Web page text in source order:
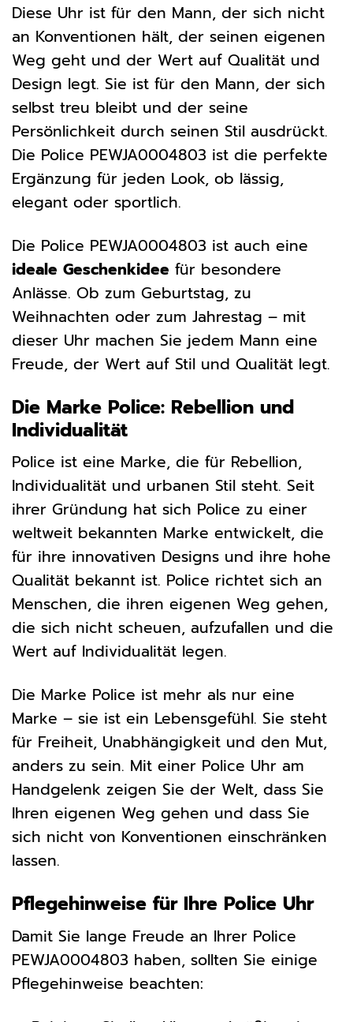
Diese Uhr ist für den Mann, der sich nicht
an Konventionen hält, der seinen eigenen
Weg geht und der Wert auf Qualität und
Design legt. Sie ist für den Mann, der sich
selbst treu bleibt und der seine
Persönlichkeit durch seinen Stil ausdrückt.
Die Police PEWJA0004803 ist die perfekte
Ergänzung für jeden Look, ob lässig,
elegant oder sportlich.
Die Police PEWJA0004803 ist auch eine
ideale Geschenkidee für besondere
Anlässe. Ob zum Geburtstag, zu
Weihnachten oder zum Jahrestag – mit
dieser Uhr machen Sie jedem Mann eine
Freude, der Wert auf Stil und Qualität legt.
Die Marke Police: Rebellion und
Individualität
Police ist eine Marke, die für Rebellion,
Individualität und urbanen Stil steht. Seit
ihrer Gründung hat sich Police zu einer
weltweit bekannten Marke entwickelt, die
für ihre innovativen Designs und ihre hohe
Qualität bekannt ist. Police richtet sich an
Menschen, die ihren eigenen Weg gehen,
die sich nicht scheuen, aufzufallen und die
Wert auf Individualität legen.
Die Marke Police ist mehr als nur eine
Marke – sie ist ein Lebensgefühl. Sie steht
für Freiheit, Unabhängigkeit und den Mut,
anders zu sein. Mit einer Police Uhr am
Handgelenk zeigen Sie der Welt, dass Sie
Ihren eigenen Weg gehen und dass Sie
sich nicht von Konventionen einschränken
lassen.
Pflegehinweise für Ihre Police Uhr
Damit Sie lange Freude an Ihrer Police
PEWJA0004803 haben, sollten Sie einige
Pflegehinweise beachten: